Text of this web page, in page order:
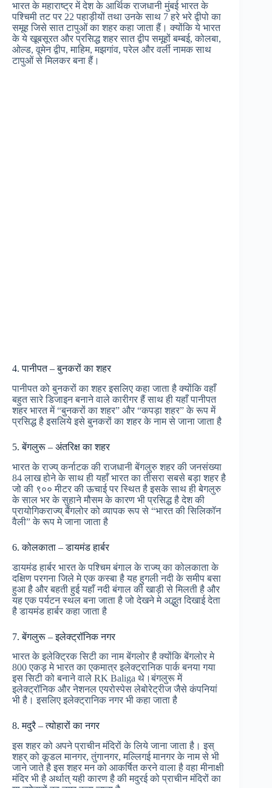
भारत के महाराष्ट्र में देश के आर्थिक राजधानी मुंबई भारत के
पश्चिमी तट पर 22 पहाड़ीयों तथा उनके साथ 7 हरे भरे द्वीपो का
समूह जिसे सात टापुओं का शहर कहा जाता हैं। क्योंकि ये भारत
के ये खूबसूरत और प्रसिद्ध शहर सात द्वीप समूहों बम्बई, कोलबा,
ओल्ड, वूमेन द्वीप, माहिम, मझगांव, परेल और वर्ली नामक साथ
टापुओं से मिलकर बना हैं।
4. पानीपत – बुनकरों का शहर
पानीपत को बुनकरों का शहर इसलिए कहा जाता है क्योंकि वहाँ
बहुत सारे डिजाइन बनाने वाले कारीगर हैं साथ ही यहाँ पानीपत
शहर भारत में “बुनकरों का शहर” और “कपड़ा शहर” के रूप में
प्रसिद्ध है इसलिये इसे बुनकरों का शहर के नाम से जाना जाता है
5. बेंगलुरू – अंतरिक्ष का शहर
भारत के राज्य् कर्नाटक की राजधानी बेंगलुरु शहर की जनसंख्या
84 लाख होने के साथ ही यहाँ भारत का तीसरा सबसे बड़ा शहर है
जो की ९०० मीटर की ऊचाई पर स्थित है इसके साथ ही बेगलुरु
के साल भर के सुहाने मौसम के कारण भी प्रसिद्ध है देश की
प्रायोगिकराज्य् बैंगलोर को व्यापक रूप से “भारत की सिलिकॉन
वैली” के रूप मे जाना जाता है
6. कोलकाता – डायमंड हार्बर
डायमंड हार्बर भारत के पश्चिम बंगाल के राज्य् का कोलकाता के
दक्षिण परगना जिले मे एक कस्बा है यह हुगली नदी के समीप बसा
हुआ है और बहती हुई यहाँ नदी बंगाल की खाड़ी से मिलती है और
यह एक पर्यटन स्थल बना जाता है जो देखने मे अद्भुत दिखाई देता
है डायमंड हार्बर कहा जाता है
7. बेंगलुरू – इलेक्ट्रॉनिक नगर
भारत के इलेक्ट्रिक सिटी का नाम बेंगलोर है क्योंकि बेंगलोर मे
800 एकड़ मे भारत का एकमात्र इलेक्ट्रानिक पार्क बनया गया
इस सिटी को बनाने वाले RK Baliga थे।बंगलुरू में
इलेक्ट्रॉनिक और नेशनल एयरोस्पेस लेबोरेट्रीज जैसे कंपनियां
भी है। इसलिए इलेक्ट्रानिक नगर भी कहा जाता है
8. मदुरै – त्योहारों का नगर
इस शहर को अपने प्राचीन मंदिरों के लिये जाना जाता है। इस्
शहर् को कूडल मानगर, तुंगानगर, मल्लिगई मानगर के नाम से भी
जाने जाते है इस शहर मन को आकर्षित करने वाला है वहा मीनाक्षी
मंदिर भी है अर्थात् यही कारण है की मदुरई को प्राचीन मंदिरों का